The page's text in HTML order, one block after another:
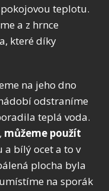
teplotu.
a z hrnce
které díky
na jeho dno
odstraníme
teplá voda.
můžeme použít
a bílý ocet a to v
plocha byla
na sporák